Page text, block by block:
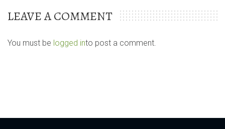
LEAVE A COMMENT
You must be logged into post a comment.